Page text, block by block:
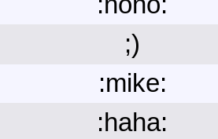
;)
:mike:
:haha: